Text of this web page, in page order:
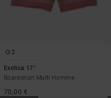
2
Exotica 17"
Boardshort Multi Homme
70,00 €